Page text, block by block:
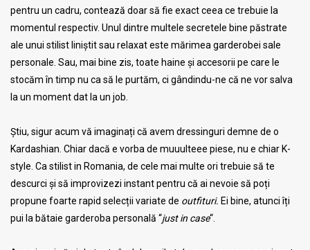
pentru un cadru, contează doar să fie exact ceea ce trebuie la
momentul respectiv. Unul dintre multele secretele bine păstrate
ale unui stilist liniștit sau relaxat este mărimea garderobei sale
personale. Sau, mai bine zis, toate haine și accesorii pe care le
stocăm în timp nu ca să le purtăm, ci gândindu-ne că ne vor salva
la un moment dat la un job.
Știu, sigur acum vă imaginați că avem dressinguri demne de o
Kardashian. Chiar dacă e vorba de muuulteee piese, nu e chiar K-
style. Ca stilist in Romania, de cele mai multe ori trebuie să te
descurci și să improvizezi instant pentru că ai nevoie să poți
propune foarte rapid selecții variate de outfituri. Ei bine, atunci îți
pui la bătaie garderoba personală “just in case“.